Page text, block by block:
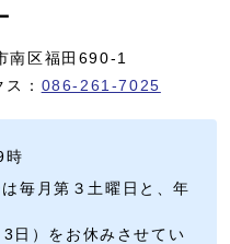
南区福田690-1
： 086-261-7025
時
毎月第３土曜日と、年
日）をお休みさせてい